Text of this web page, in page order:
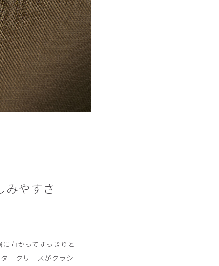
みやすさ
向かってすっきりと
ークリースがクラシ